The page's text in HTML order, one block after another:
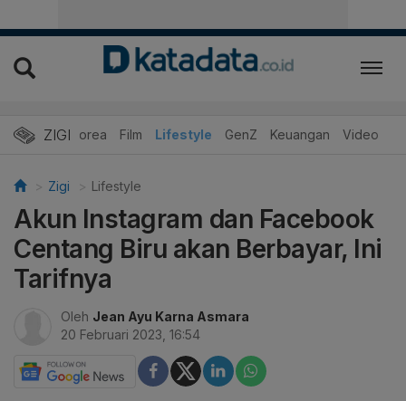
ZIGI
Hits Korea Film Lifestyle GenZ Keuangan Video
Zigi Lifestyle
Akun Instagram dan Facebook
Centang Biru akan Berbayar, Ini
Tarifnya
Oleh Jean Ayu Karna Asmara
20 Februari 2023, 16:54